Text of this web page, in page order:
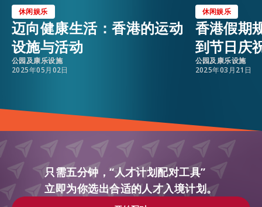
休闲娱乐
迈向健康生活：香港的运动
设施与活动
公园及康乐设施
2025年05月02日
休闲娱乐
香港假期
到节日庆
公园及康乐设施
2025年03月21日
只需五分钟，“人才计划配对工具”
立即为你选出合适的人才入境计划。